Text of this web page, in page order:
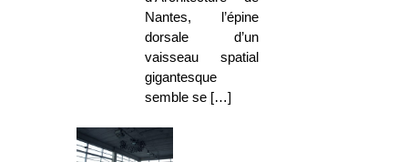
Nantes, l’épine
dorsale d’un
vaisseau spatial
gigantesque
semble se […]